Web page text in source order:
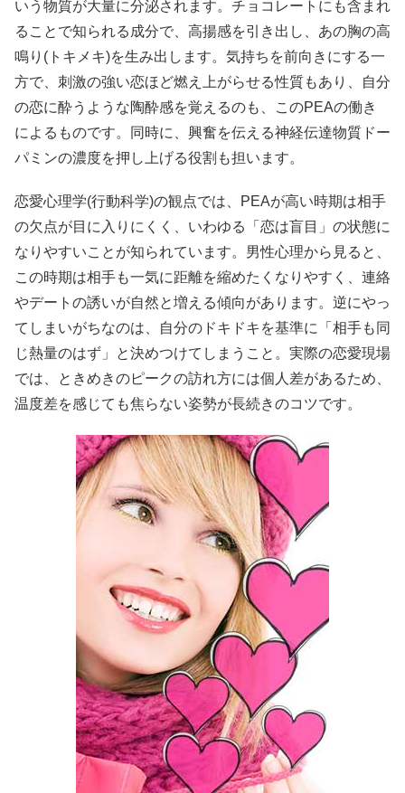
いう物質が大量に分泌されます。チョコレートにも含まれ
ることで知られる成分で、高揚感を引き出し、あの胸の高
鳴り(トキメキ)を生み出します。気持ちを前向きにする一
方で、刺激の強い恋ほど燃え上がらせる性質もあり、自分
の恋に酔うような陶酔感を覚えるのも、このPEAの働き
によるものです。同時に、興奮を伝える神経伝達物質ドー
パミンの濃度を押し上げる役割も担います。
恋愛心理学(行動科学)の観点では、PEAが高い時期は相手
の欠点が目に入りにくく、いわゆる「恋は盲目」の状態に
なりやすいことが知られています。男性心理から見ると、
この時期は相手も一気に距離を縮めたくなりやすく、連絡
やデートの誘いが自然と増える傾向があります。逆にやっ
てしまいがちなのは、自分のドキドキを基準に「相手も同
じ熱量のはず」と決めつけてしまうこと。実際の恋愛現場
では、ときめきのピークの訪れ方には個人差があるため、
温度差を感じても焦らない姿勢が長続きのコツです。